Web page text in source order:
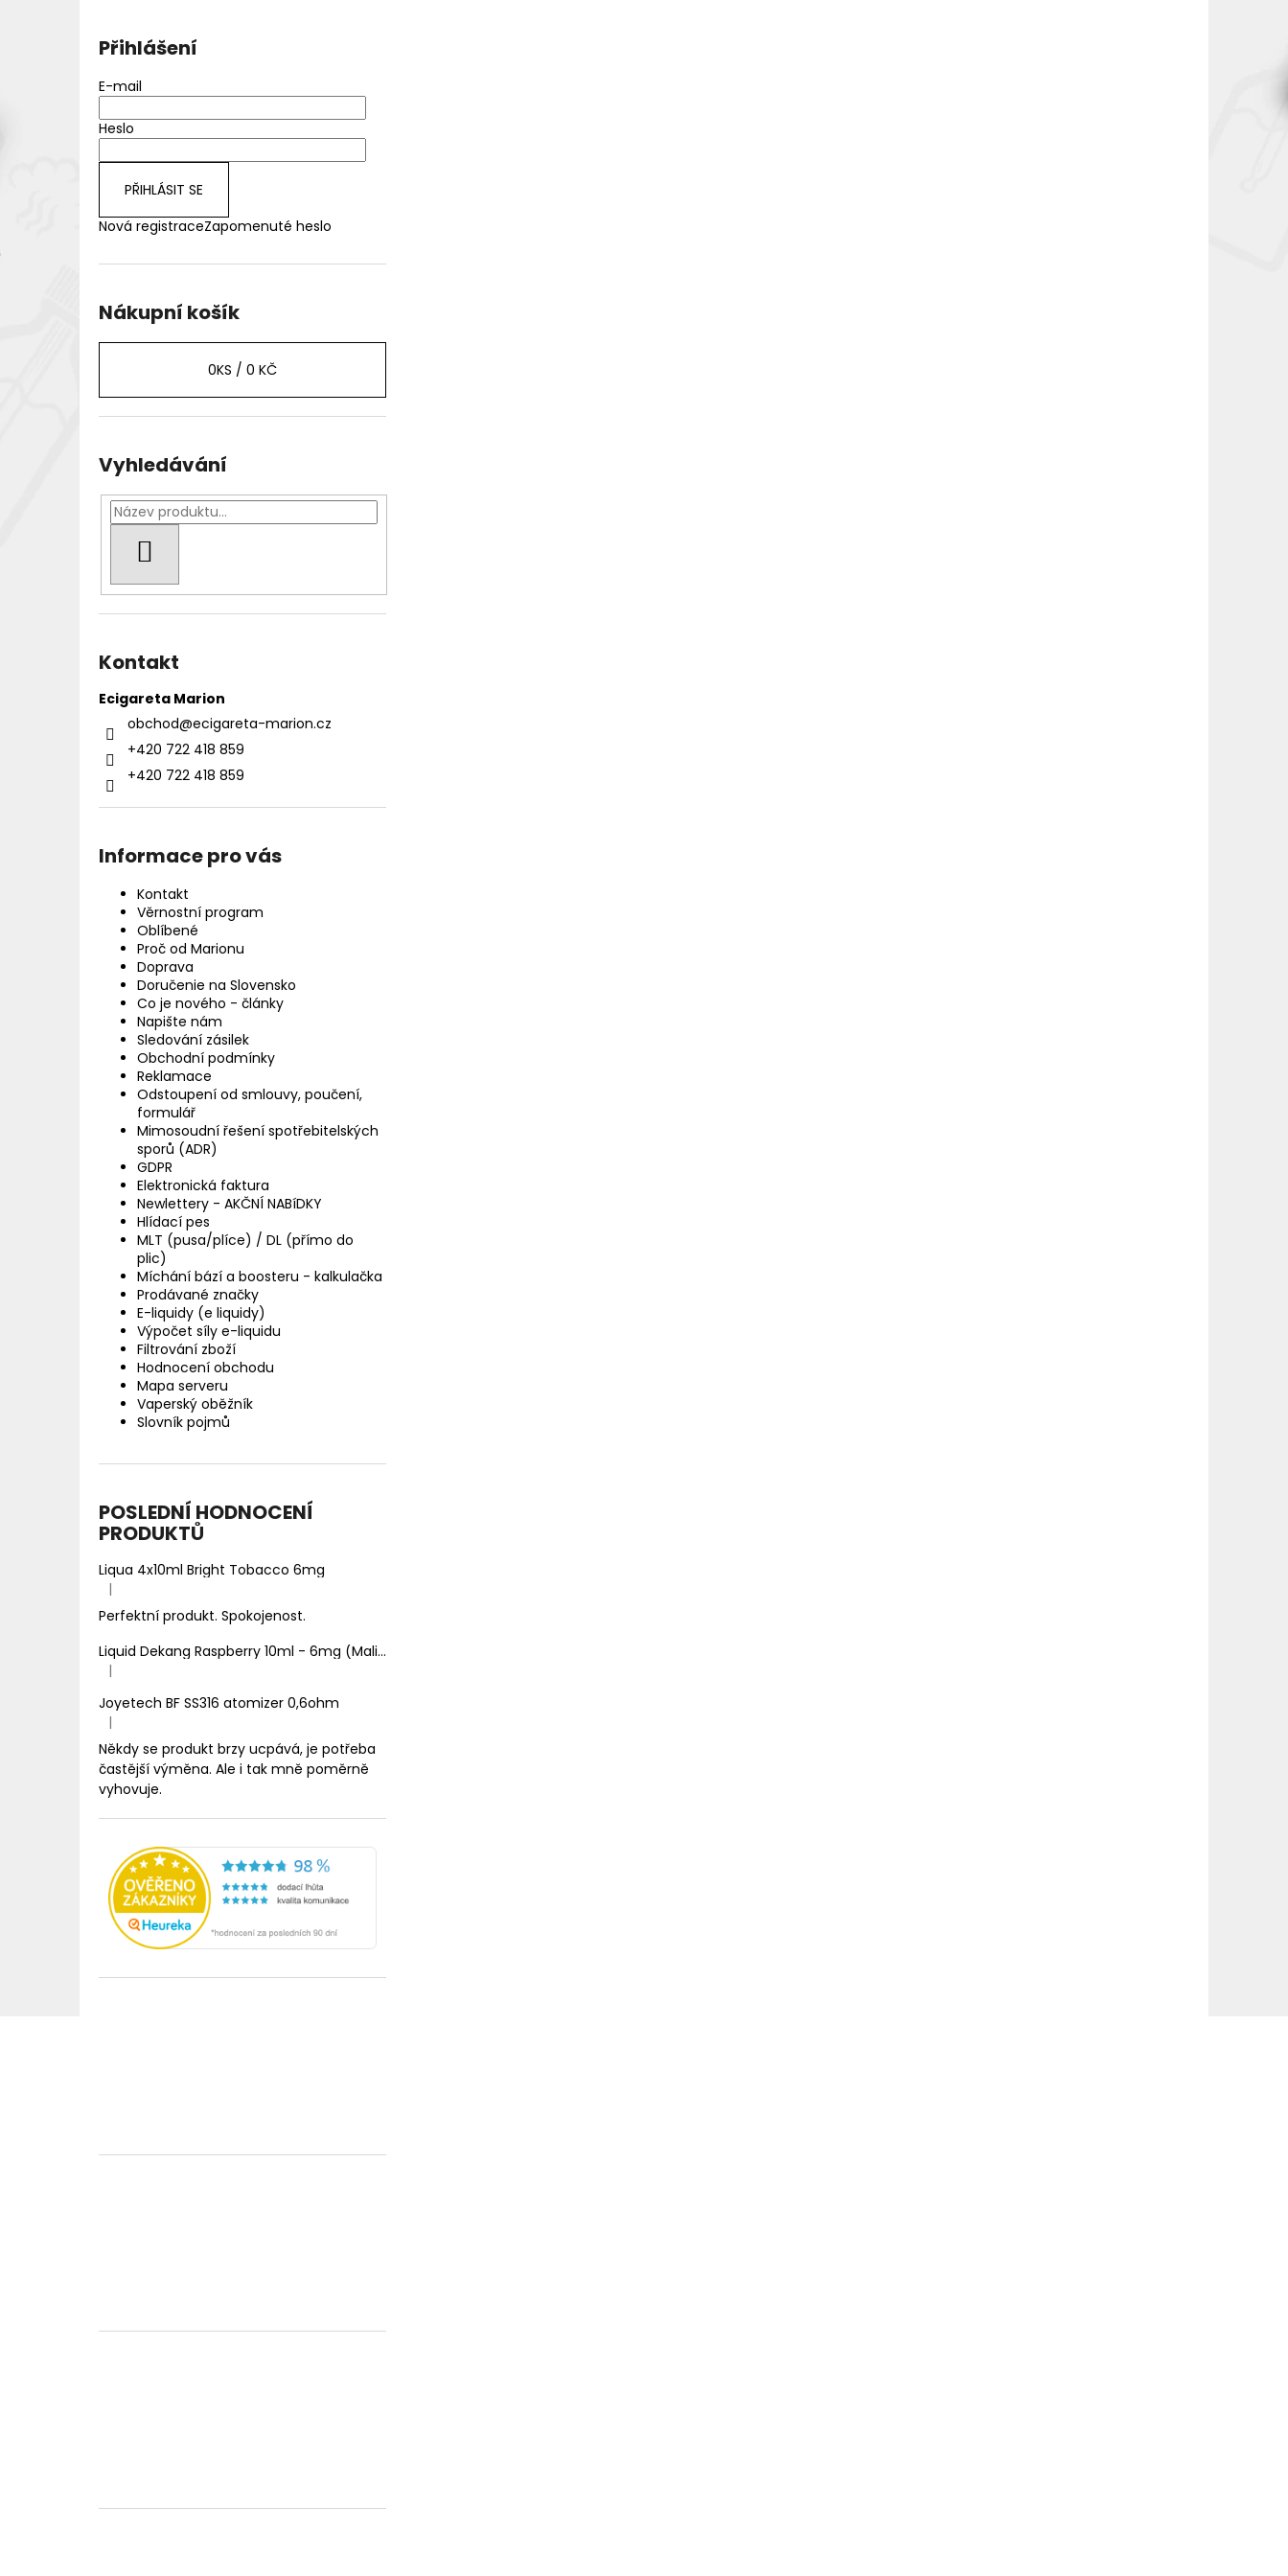
Přihlášení
E-mail
Heslo
PŘIHLÁSIT SE
Nová registraceZapomenuté heslo
Nákupní košík
0KS / 0 KČ
Vyhledávání
Kontakt
Ecigareta Marion
obchod@ecigareta-marion.cz
+420 722 418 859
+420 722 418 859
Informace pro vás
Kontakt
Věrnostní program
Oblíbené
Proč od Marionu
Doprava
Doručenie na Slovensko
Co je nového - články
Napište nám
Sledování zásilek
Obchodní podmínky
Reklamace
Odstoupení od smlouvy, poučení,
formulář
Mimosoudní řešení spotřebitelských
sporů (ADR)
GDPR
Elektronická faktura
Newlettery - AKČNÍ NABíDKY
Hlídací pes
MLT (pusa/plíce) / DL (přímo do
plic)
Míchání bází a boosteru - kalkulačka
Prodávané značky
E-liquidy (e liquidy)
Výpočet síly e-liquidu
Filtrování zboží
Hodnocení obchodu
Mapa serveru
Vaperský oběžník
Slovník pojmů
POSLEDNÍ HODNOCENÍ
PRODUKTŮ
Liqua 4x10ml Bright Tobacco 6mg
Hodnocení produktu je 5 z 5 hvězdiček.
|
Perfektní produkt. Spokojenost.
Liquid Dekang Raspberry 10ml - 6mg (Malina)
Hodnocení produktu je 1 z 5 hvězdiček.
|
Joyetech BF SS316 atomizer 0,6ohm
Hodnocení produktu je 5 z 5 hvězdiček.
|
Někdy se produkt brzy ucpává, je potřeba
častější výměna. Ale i tak mně poměrně
vyhovuje.